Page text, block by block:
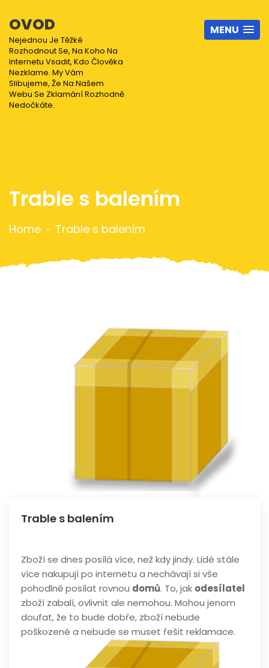
OVOD
Nejednou Je Těžké
Rozhodnout Se, Na Koho Na
Internetu Vsadit, Kdo Člověka
Nezklame. My Vám
Slibujeme, Že Na Našem
Webu Se Zklamání Rozhodně
Nedočkáte.
MENU
Trable s balením
Home Trable s balením
Trable s balením
Zboží se dnes posílá více, než kdy jindy. Lidé stále
více nakupují po internetu a nechávají si vše
pohodlně posílat rovnou domů. To, jak odesílatel
zboží zabalí, ovlivnit ale nemohou. Mohou jenom
doufat, že to bude dobře, zboží nebude
poškozené a nebude se muset řešit reklamace.